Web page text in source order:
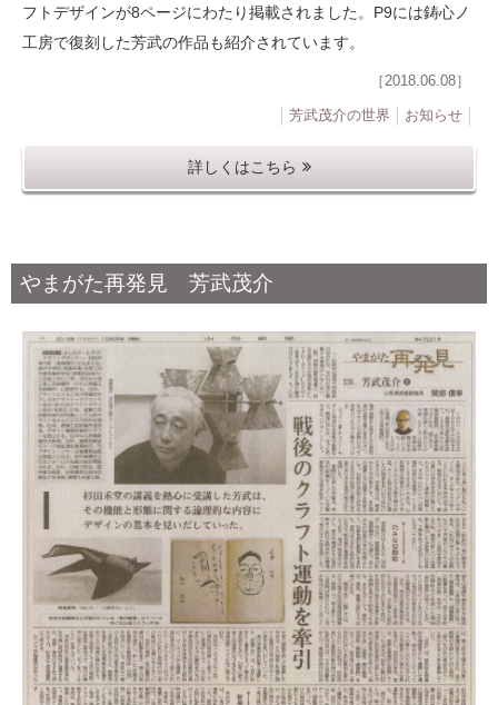
フトデザインが8ページにわたり掲載されました。P9には鋳心ノ
工房で復刻した芳武の作品も紹介されています。
［2018.06.08］
芳武茂介の世界 お知らせ
詳しくはこちら
やまがた再発見 芳武茂介